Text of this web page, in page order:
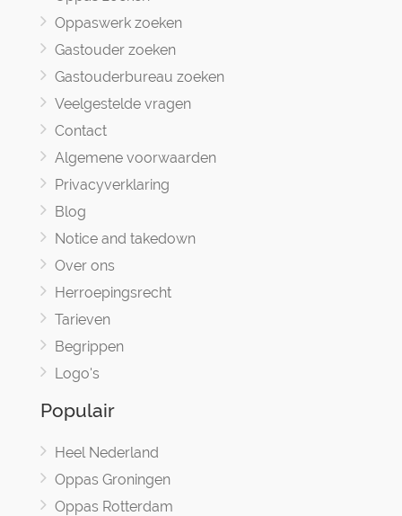
Oppaswerk zoeken
Gastouder zoeken
Gastouderbureau zoeken
Veelgestelde vragen
Contact
Algemene voorwaarden
Privacyverklaring
Blog
Notice and takedown
Over ons
Herroepingsrecht
Tarieven
Begrippen
Logo's
Populair
Heel Nederland
Oppas Groningen
Oppas Rotterdam